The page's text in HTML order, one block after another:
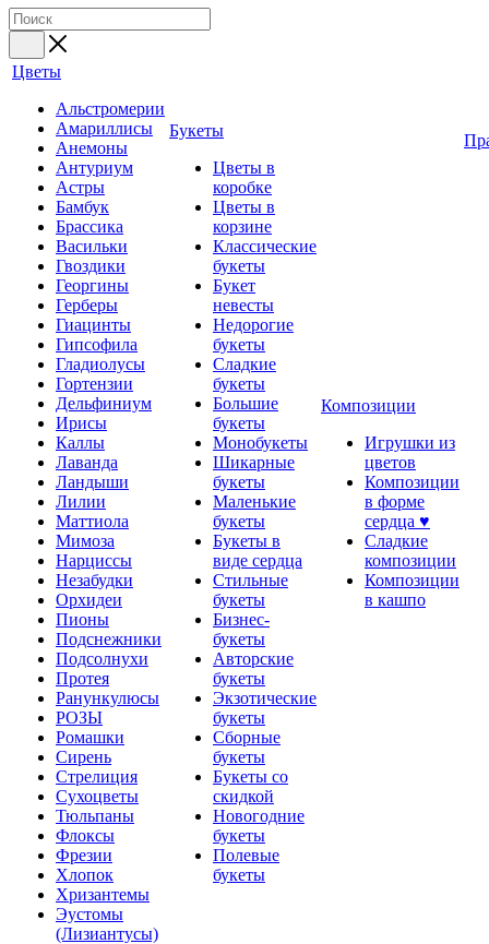
Цветы
Альстромерии
Амариллисы
Анемоны
Антуриум
Астры
Бамбук
Брассика
Васильки
Гвоздики
Георгины
Герберы
Гиацинты
Гипсофила
Гладиолусы
Гортензии
Дельфиниум
Ирисы
Каллы
Лаванда
Ландыши
Лилии
Маттиола
Мимоза
Нарциссы
Незабудки
Орхидеи
Пионы
Подснежники
Подсолнухи
Протея
Ранункулюсы
РОЗЫ
Ромашки
Сирень
Стрелиция
Сухоцветы
Тюльпаны
Флоксы
Фрезии
Хлопок
Хризантемы
Эустомы
(Лизиантусы)
Букеты
Цветы в
коробке
Цветы в
корзине
Классические
букеты
Букет
невесты
Недорогие
букеты
Сладкие
букеты
Большие
букеты
Монобукеты
Шикарные
букеты
Маленькие
букеты
Букеты в
виде сердца
Стильные
букеты
Бизнес-
букеты
Авторские
букеты
Экзотические
букеты
Сборные
букеты
Букеты со
скидкой
Новогодние
букеты
Полевые
букеты
Композиции
Игрушки из
цветов
Композиции
в форме
сердца ♥
Сладкие
композиции
Композиции
в кашпо